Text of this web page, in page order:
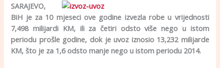
SARAJEVO,
BiH je za 10 mjeseci ove godine izvezla robe u vrijednosti
7,498 milijardi KM, ili za četiri odsto više nego u istom
periodu prošle godine, dok je uvoz iznosio 13,232 milijarde
KM, što je za 1,6 odsto manje nego u istom periodu 2014.